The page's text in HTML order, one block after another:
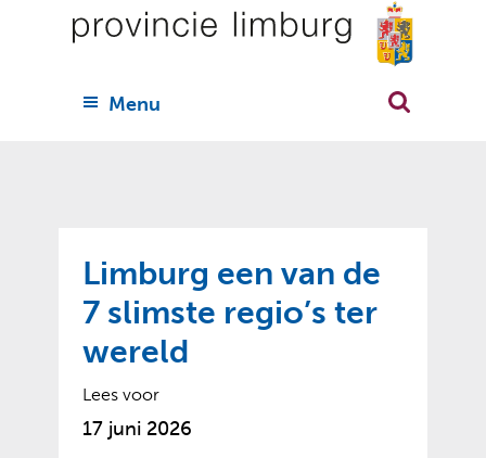
t
a
n
toegestaan
of
de
MenuU
e
Limburg een van de
7 slimste regio’s ter
wereld
Lees voor
17 juni 2026